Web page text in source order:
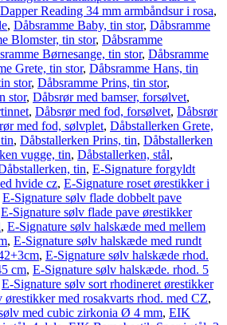
Reading 34 mm armbåndsur i rosa,
, Dåbsramme Baby, tin stor, Dåbsramme
Blomster, tin stor, Dåbsramme
Børnesange, tin stor, Dåbsramme
Grete, tin stor, Dåbsramme Hans, tin
stor, Dåbsramme Prins, tin stor,
stor, Dåbsrør med bamser, forsølvet,
, Dåbsrør med fod, forsølvet, Dåbsrør
med fod, sølvplet, Dåbstallerken Grete,
, Dåbstallerken Prins, tin, Dåbstallerken
vugge, tin, Dåbstallerken, stål,
tin, E-Signature forgyldt
hvide cz, E-Signature roset ørestikker i
E-Signature sølv flade dobbelt pave
E-Signature sølv flade pave ørestikker
, E-Signature sølv halskæde med mellem
, E-Signature sølv halskæde med rundt
, E-Signature sølv halskæde rhod.
cm, E-Signature sølv halskæde. rhod. 5
E-Signature sølv sort rhodineret ørestikker
ørestikker med rosakvarts rhod. med CZ,
med cubic zirkonia Ø 4 mm, EIK